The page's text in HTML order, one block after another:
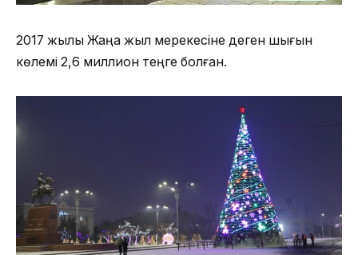
2017 жылы Жаңа жыл мерекесіне деген шығын
көлемі 2,6 миллион теңге болған.